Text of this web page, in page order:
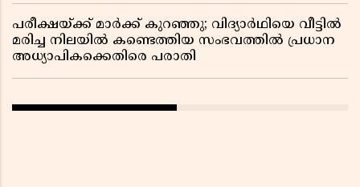
പരീക്ഷയ്ക്ക് മാർക്ക് കുറഞ്ഞു; വിദ്യാർഥിയെ വീട്ടിൽ
മരിച്ച നിലയിൽ കണ്ടെത്തിയ സംഭവത്തിൽ പ്രധാന
അധ്യാപികക്കെതിരെ പരാതി